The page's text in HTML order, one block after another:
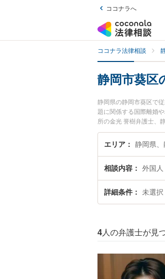
ココナラへ
ココナラ法律相談
静岡市葵区
静岡県の静岡市葵区で
題に関係する国際離婚
所の金光 誉樹弁護士、
した従業員を海外派遣
索したい』『初回相談
エリア 静岡県
相談内容 外国
詳細条件 未選択
4 人の弁護士が見